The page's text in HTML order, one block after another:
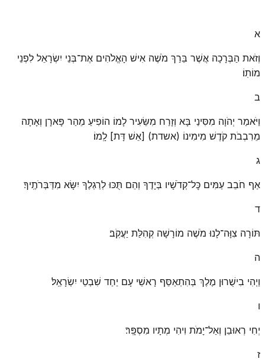
א
וְזֹאת הַבְּרָכָה אֲשֶׁר בֵּרַךְ מֹשֶׁה אִישׁ הָאֱלֹהִים אֶת־בְּנֵי יִשְׂרָאֵל לִפְנֵי
מוֹתֽוֹ׃
ב
וַיֹּאמַר יְהֹוָה מִסִּינַי בָּא וְזָרַח מִשֵּׂעִיר לָמוֹ הוֹפִיעַ מֵהַר פָּארָן וְאָתָה
מֵרִבְבֹת קֹדֶשׁ מִימִינוֹ (אשדת) [אֵשׁ דָּת] לָֽמוֹ׃
ג
אַף חֹבֵב עַמִּים כׇּל־קְדֹשָׁיו בְּיָדֶךָ וְהֵם תֻּכּוּ לְרַגְלֶךָ יִשָּׂא מִדַּבְּרֹתֶֽיךָ׃
ד
תּוֹרָה צִוָּה־לָנוּ מֹשֶׁה מוֹרָשָׁה קְהִלַּת יַעֲקֹֽב׃
ה
וַיְהִי בִישֻׁרוּן מֶלֶךְ בְּהִתְאַסֵּף רָאשֵׁי עָם יַחַד שִׁבְטֵי יִשְׂרָאֵֽל׃
ו
יְחִי רְאוּבֵן וְאַל־יָמֹת וִיהִי מְתָיו מִסְפָּֽר׃
ז